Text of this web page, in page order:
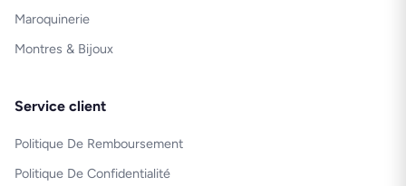
Maroquinerie
Montres & Bijoux
Service client
Politique De Remboursement
Politique De Confidentialité